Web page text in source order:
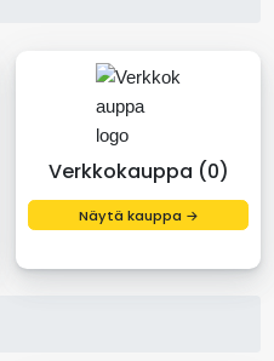
Verkkokauppa (0)
Näytä kauppa →